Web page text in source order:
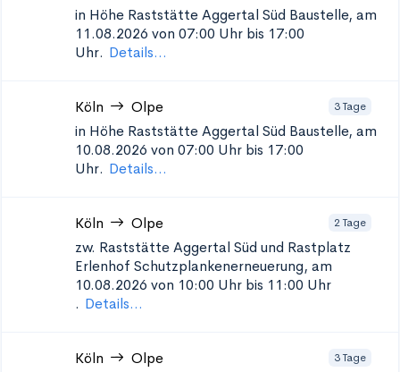
in Höhe Raststätte Aggertal Süd Baustelle, am
11.08.2026 von 07:00 Uhr bis 17:00
Uhr. Details...
Köln Olpe 3 Tage
in Höhe Raststätte Aggertal Süd Baustelle, am
10.08.2026 von 07:00 Uhr bis 17:00
Uhr. Details...
Köln Olpe 2 Tage
zw. Raststätte Aggertal Süd und Rastplatz
Erlenhof Schutzplankenerneuerung, am
10.08.2026 von 10:00 Uhr bis 11:00 Uhr
. Details...
Köln Olpe 3 Tage